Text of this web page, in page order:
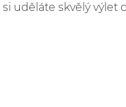
uděláte skvělý výlet